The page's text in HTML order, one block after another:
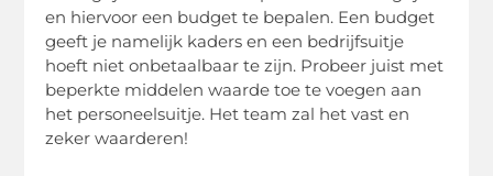
en hiervoor een budget te bepalen. Een budget
geeft je namelijk kaders en een bedrijfsuitje
hoeft niet onbetaalbaar te zijn. Probeer juist met
beperkte middelen waarde toe te voegen aan
het personeelsuitje. Het team zal het vast en
zeker waarderen!